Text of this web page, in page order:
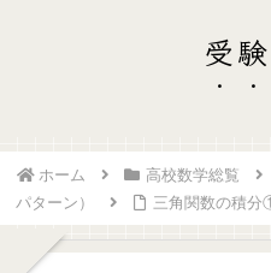
受
ホーム 高校数学総覧
パターン）
三角関数の積分